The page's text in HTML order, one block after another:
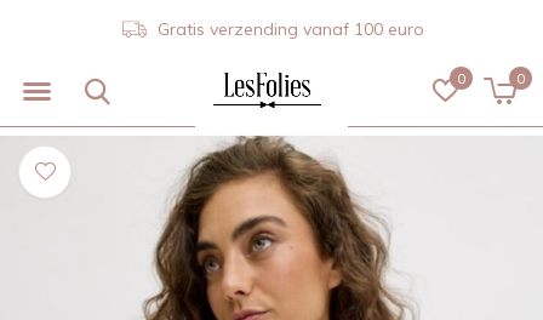
0 0
Gratis verzending vanaf 100 euro